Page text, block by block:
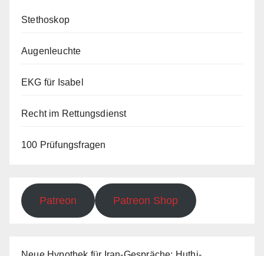
Stethoskop
Augenleuchte
EKG für Isabel
Recht im Rettungsdienst
100 Prüfungsfragen
Patreon Patreon Shop